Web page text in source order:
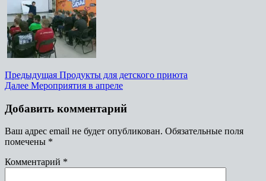
Предыдущая Продукты для детского приюта
Далее Мероприятия в апреле
Добавить комментарий
Ваш адрес email не будет опубликован. Обязательные поля
помечены *
Комментарий *